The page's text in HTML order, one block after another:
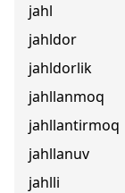
jahl
jahldor
jahldorlik
jahllanmoq
jahllantirmoq
jahllanuv
jahlli